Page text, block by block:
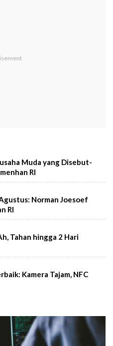
Muda yang Disebut-
RI
Norman Joesoef
RI
Tahan hingga 2 Hari
Kamera Tajam, NFC